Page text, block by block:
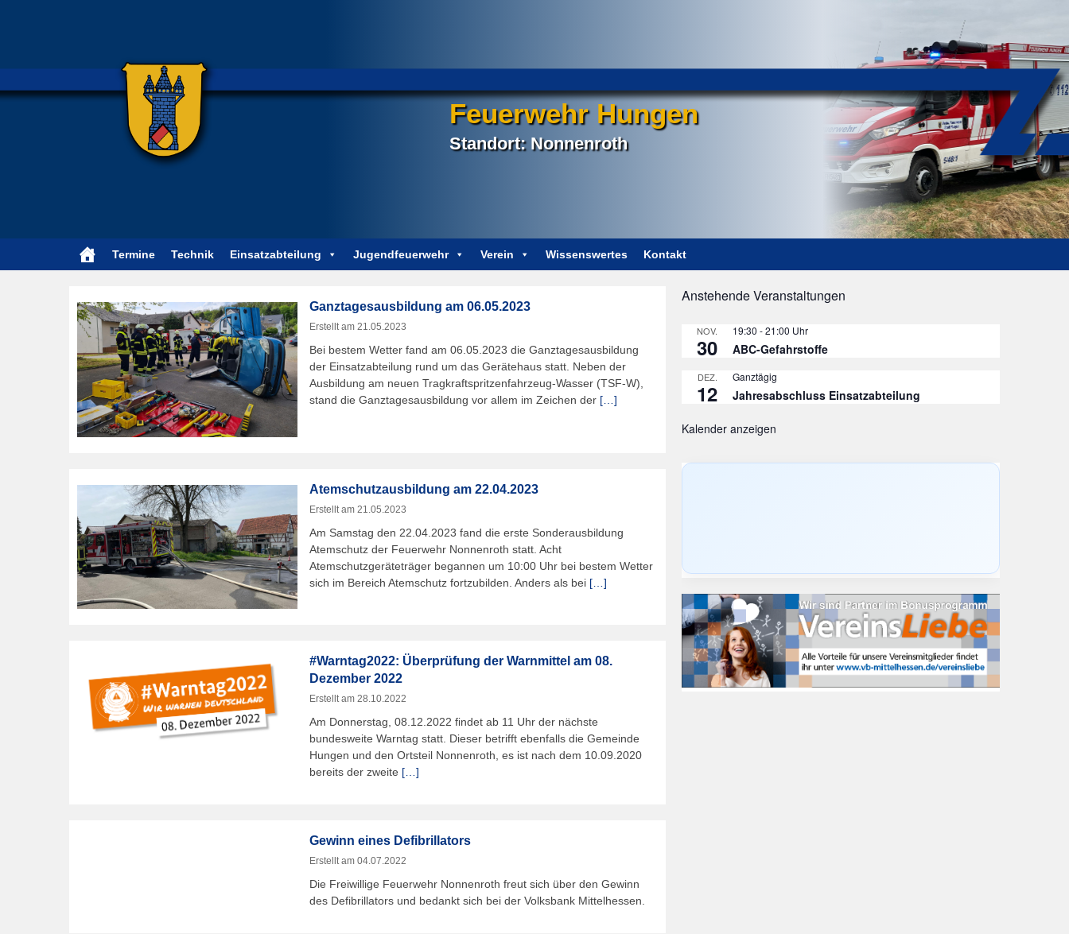
Feuerwehr Hungen
Standort: Nonnenroth
Termine Technik Einsatzabteilung Jugendfeuerwehr Verein Wissenswertes Kontakt
Ganztagesausbildung am 06.05.2023
Erstellt am 21.05.2023
Bei bestem Wetter fand am 06.05.2023 die Ganztagesausbildung
der Einsatzabteilung rund um das Gerätehaus statt. Neben der
Ausbildung am neuen Tragkraftspritzenfahrzeug-Wasser (TSF-W),
stand die Ganztagesausbildung vor allem im Zeichen der […]
Atemschutzausbildung am 22.04.2023
Erstellt am 21.05.2023
Am Samstag den 22.04.2023 fand die erste Sonderausbildung
Atemschutz der Feuerwehr Nonnenroth statt. Acht
Atemschutzgeräteträger begannen um 10:00 Uhr bei bestem Wetter
sich im Bereich Atemschutz fortzubilden. Anders als bei […]
#Warntag2022: Überprüfung der Warnmittel am 08.
Dezember 2022
Erstellt am 28.10.2022
Am Donnerstag, 08.12.2022 findet ab 11 Uhr der nächste
bundesweite Warntag statt. Dieser betrifft ebenfalls die Gemeinde
Hungen und den Ortsteil Nonnenroth, es ist nach dem 10.09.2020
bereits der zweite […]
Gewinn eines Defibrillators
Erstellt am 04.07.2022
Die Freiwillige Feuerwehr Nonnenroth freut sich über den Gewinn
des Defibrillators und bedankt sich bei der Volksbank Mittelhessen.
Anstehende Veranstaltungen
NOV.
30
19:30 -21:00
ABC-Gefahrstoffe
DEZ.
12
Ganztägig
Jahresabschluss Einsatzabteilung
Kalender anzeigen